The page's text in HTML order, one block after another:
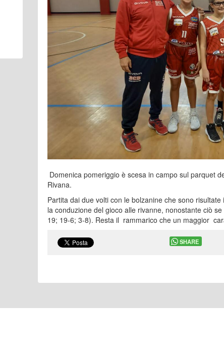
Domenica pomeriggio è scesa in campo sul parquet
Rivana.
Partita dai due volti con le bolzanine che sono
la conduzione del gioco alle rivanne, nonostante ciò
19; 19-6; 3-8). Resta il rammarico che un maggior
SHARE